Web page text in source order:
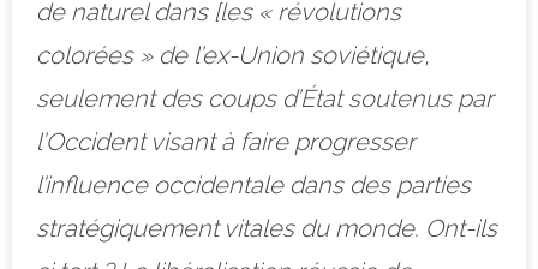
de naturel dans [les « révolutions
colorées » de l’ex-Union soviétique,
seulement des coups d’État soutenus par
l’Occident visant à faire progresser
l’influence occidentale dans des parties
stratégiquement vitales du monde. Ont-ils